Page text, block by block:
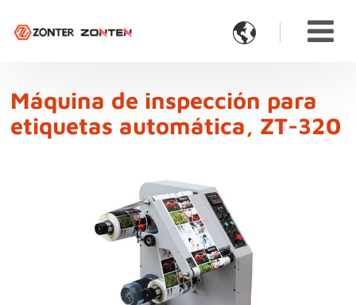

Máquina de inspección para
etiquetas automática, ZT-320